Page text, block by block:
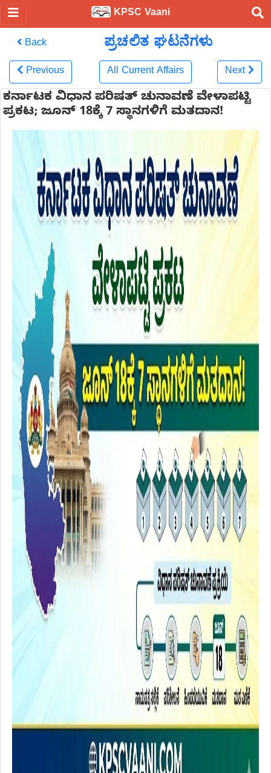
KPSC Vaani
Back ಪ್ರಚಲಿತ ಘಟನೆಗಳು
Previous All Current Affairs Next
ಕರ್ನಾಟಕ ವಿಧಾನ ಪರಿಷತ್ ಚುನಾವಣೆ ವೇಳಾಪಟ್ಟಿ
ಪ್ರಕಟ; ಜೂನ್ 18ಕ್ಕೆ 7 ಸ್ಥಾನಗಳಿಗೆ ಮತದಾನ!